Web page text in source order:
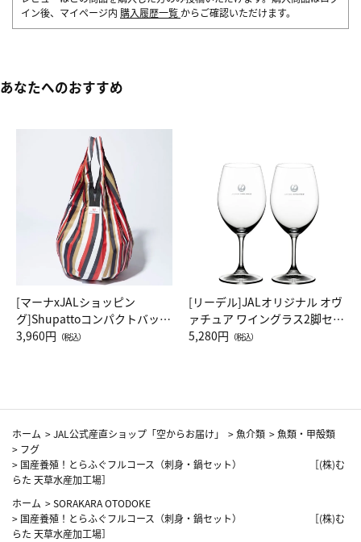
イン後、マイページ内 購入履歴一覧 からご確認いただけます。
あなたへのおすすめ
[マーナxJALショッピン
グ]Shupattoコンパクトバッグ
Drop JAL客室乗務員（LC）ス
3,960円 （税込）
[リーデル]JALオリジナル オヴ
ァチュア ワイングラス2脚セッ
ト（レッドワイン）
5,280円 （税込）
ホーム >JAL公式産直ショップ「空からお届け」 >魚介類 >魚類・甲殻類
> フグ
> 国産養殖！とらふぐフルコース（刺身・鍋セット） ［(株)む
らた 天草水産加工場］
ホーム >SORAKARA OTODOKE
> 国産養殖！とらふぐフルコース（刺身・鍋セット） ［(株)む
らた 天草水産加工場］